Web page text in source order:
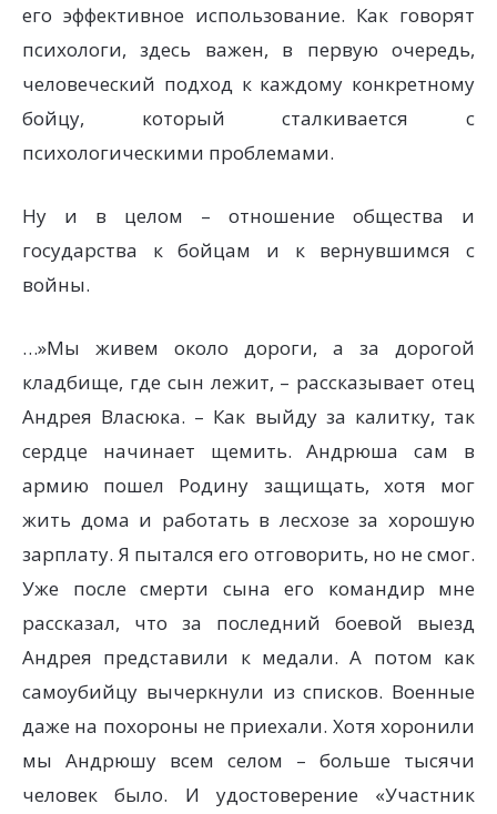
его эффективное использование. Как говорят
психологи, здесь важен, в первую очередь,
человеческий подход к каждому конкретному
бойцу, который сталкивается с
психологическими проблемами.
Ну и в целом – отношение общества и
государства к бойцам и к вернувшимся с
войны.
…»Мы живем около дороги, а за дорогой
кладбище, где сын лежит, – рассказывает отец
Андрея Власюка. – Как выйду за калитку, так
сердце начинает щемить. Андрюша сам в
армию пошел Родину защищать, хотя мог
жить дома и работать в лесхозе за хорошую
зарплату. Я пытался его отговорить, но не смог.
Уже после смерти сына его командир мне
рассказал, что за последний боевой выезд
Андрея представили к медали. А потом как
самоубийцу вычеркнули из списков. Военные
даже на похороны не приехали. Хотя хоронили
мы Андрюшу всем селом – больше тысячи
человек было. И удостоверение «Участник